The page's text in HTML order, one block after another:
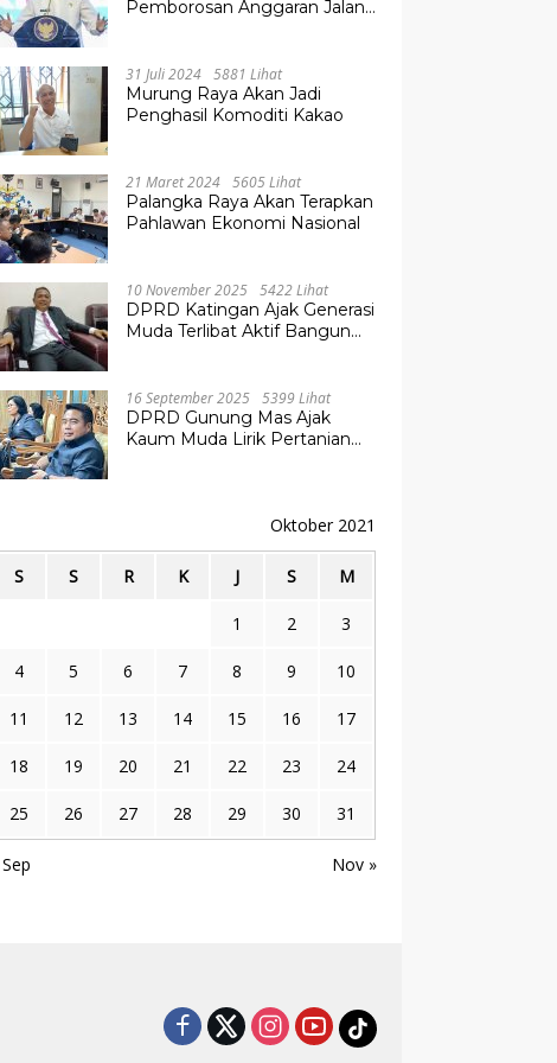
Pemborosan Anggaran Jalan
31 Juli 2024 5881 Lihat
Murung Raya Akan Jadi
Penghasil Komoditi Kakao
21 Maret 2024 5605 Lihat
Palangka Raya Akan Terapkan
Pahlawan Ekonomi Nasional
10 November 2025 5422 Lihat
DPRD Katingan Ajak Generasi
Muda Terlibat Aktif Bangun
16 September 2025 5399 Lihat
DPRD Gunung Mas Ajak
Kaum Muda Lirik Pertanian
Oktober 2021
S S R K J S M
1 2 3
4 5 6 7 8 9 10
11 12 13 14 15 16 17
18 19 20 21 22 23 24
25 26 27 28 29 30 31
Nov »